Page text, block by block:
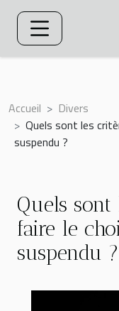
Accueil
Divers
Quels sont les
suspendu ?
Quels
faire le
suspendu ?